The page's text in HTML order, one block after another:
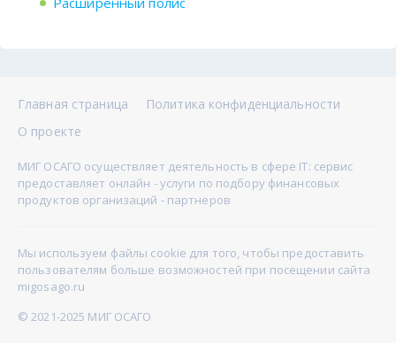
Главная страница
Политика конфиденциальности
О проекте
МИГ ОСАГО осуществляет деятельность в сфере IT: сервис
предоставляет онлайн - услуги по подбору финансовых
продуктов организаций - партнеров
Мы используем файлы cookie для того, чтобы предоставить
пользователям больше возможностей при посещении сайта
migosago.ru
© 2021-2025 МИГ ОСАГО